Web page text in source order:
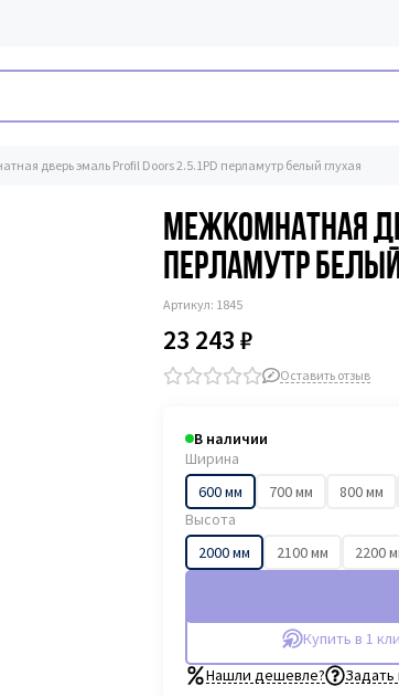
дверь эмаль Profil Doors 2.5.1PD перламутр белый глухая
Межкомнатная
перламутр
Артикул: 1845
23 243 ₽
Оставить отзыв
В наличии
Ширина
600 мм
700 мм 800 мм
Высота
2000 мм
2100 мм 2200
Купить в 1
Нашли дешевле?
Задать